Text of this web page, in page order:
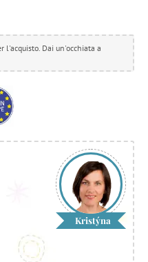
l'acquisto. Dai un'occhiata a
Kristýna